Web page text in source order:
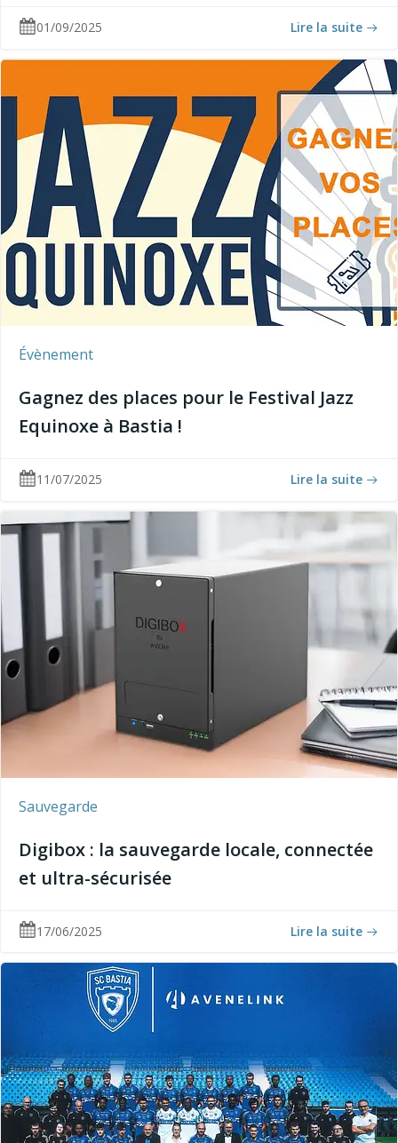
01/09/2025 Lire la suite
Évènement
Gagnez des places pour le Festival Jazz
Equinoxe à Bastia !
11/07/2025 Lire la suite
Sauvegarde
Digibox : la sauvegarde locale, connectée
et ultra-sécurisée
17/06/2025 Lire la suite